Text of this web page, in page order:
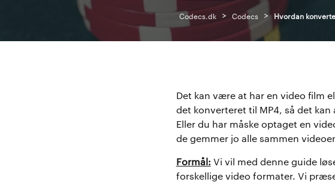
Codecs.dk > Codecs > Hvordan
Det kan være at har en video film
det konverteret til MP4, så det
Eller du har måske optaget en
de gemmer jo alle sammen
Formål: Vi vil med denne guide
forskellige video formater. Vi